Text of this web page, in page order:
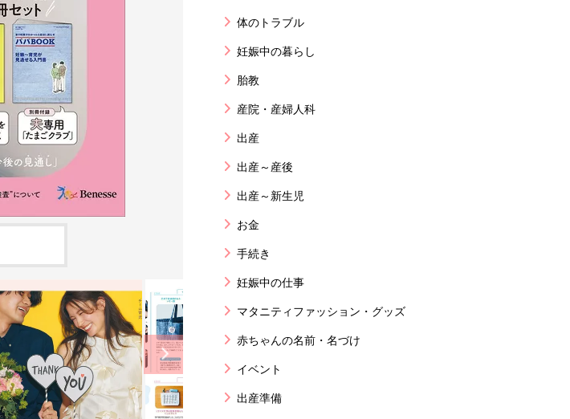
体のトラブル
妊娠中の暮らし
胎教
産院・産婦人科
出産
出産～産後
出産～新生児
お金
手続き
妊娠中の仕事
マタニティファッション・グッズ
赤ちゃんの名前・名づけ
イベント
出産準備